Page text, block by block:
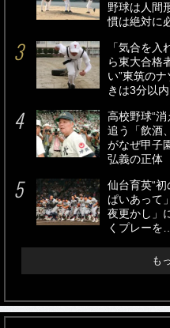
野球は人間
慣は絶対に
「気合を
ら東大合格
い”東筑の
きは3分以内
高校野球“
追う「飲酒
がなぜ甲子
弘義の正体
仙台育英“
ぱいあって
夜更かし」
くプレーを
も